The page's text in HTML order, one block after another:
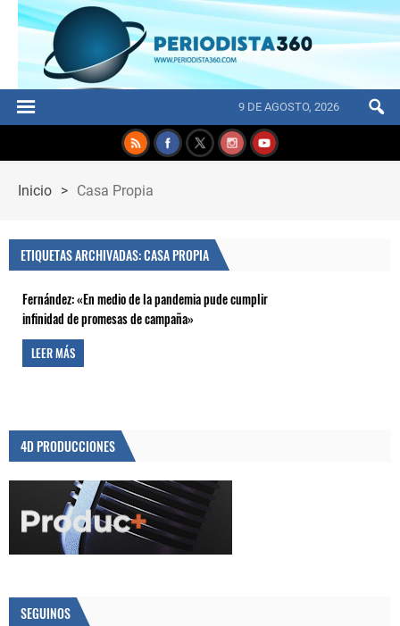
9 DE AGOSTO, 2026
Inicio > Casa Propia
ETIQUETAS ARCHIVADAS: CASA PROPIA
Fernández: «En medio de la pandemia pude cumplir
infinidad de promesas de campaña»
LEER MÁS
4D PRODUCCIONES
SEGUINOS